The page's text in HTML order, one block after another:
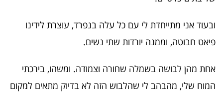
ובעוד אני מתייחדת לי עם כל עלה בנפרד, עוצרת לידינו
פיאט חבוטה, וממנה יורדות שתי נשים.
אחת מהן לבושה בשמלה שחורה וצמודה. ומשהו, בירכתי
המוח שלי, מהבהב לי שהלבוש הזה לא בדיוק מתאים למקום